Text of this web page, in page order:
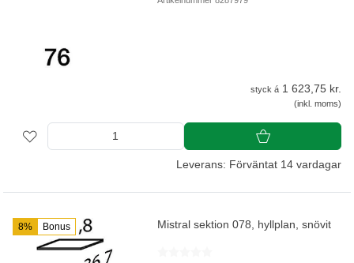
styck á 1 623,75 kr.
(inkl. moms)
Leverans: Förväntat 14 vardagar
8% Bonus Mistral sektion 078, hyllplan, snövit